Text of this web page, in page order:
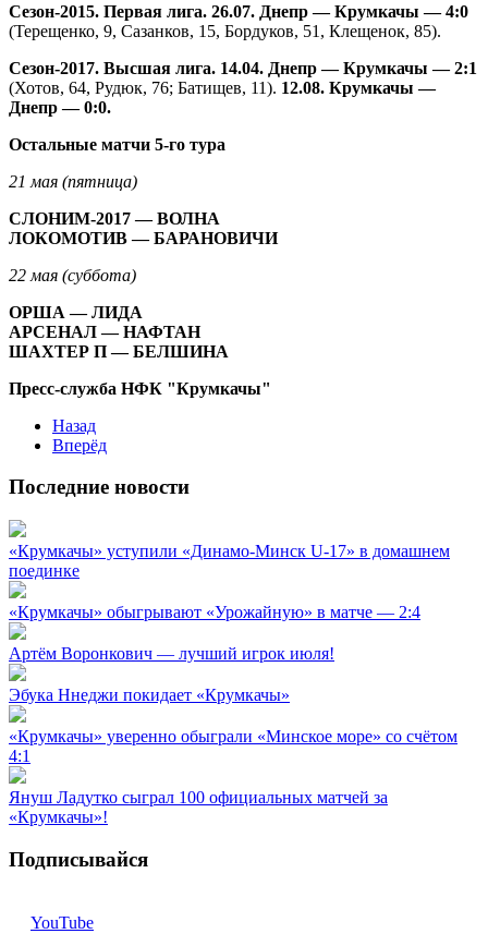
Сезон-2015. Первая лига. 26.07. Днепр — Крумкачы — 4:0
(Терещенко, 9, Сазанков, 15, Бордуков, 51, Клещенок, 85).
Сезон-2017. Высшая лига. 14.04. Днепр — Крумкачы — 2:1
(Хотов, 64, Рудюк, 76; Батищев, 11). 12.08. Крумкачы —
Днепр — 0:0.
Остальные матчи 5-го тура
21 мая (пятница)
СЛОНИМ-2017 — ВОЛНА
ЛОКОМОТИВ — БАРАНОВИЧИ
22 мая (суббота)
ОРША — ЛИДА
АРСЕНАЛ — НАФТАН
ШАХТЕР П — БЕЛШИНА
Пресс-служба НФК "Крумкачы"
Назад
Вперёд
Последние новости
«Крумкачы» уступили «Динамо-Минск U-17» в домашнем
поединке
«Крумкачы» обыгрывают «Урожайную» в матче — 2:4
Артём Воронкович — лучший игрок июля!
Эбука Ннеджи покидает «Крумкачы»
«Крумкачы» уверенно обыграли «Минское море» со счётом
4:1
Януш Ладутко сыграл 100 официальных матчей за
«Крумкачы»!
Подписывайся
YouTube